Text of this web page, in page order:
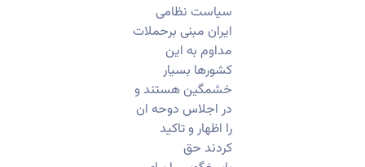
سیاست نظامی
ایران مبنی برحملات
مداوم به این
کشورها بسیار
خشمگین هستند و
در اجلاس دوحه ان
را اظهار و تاکید
کردند حق